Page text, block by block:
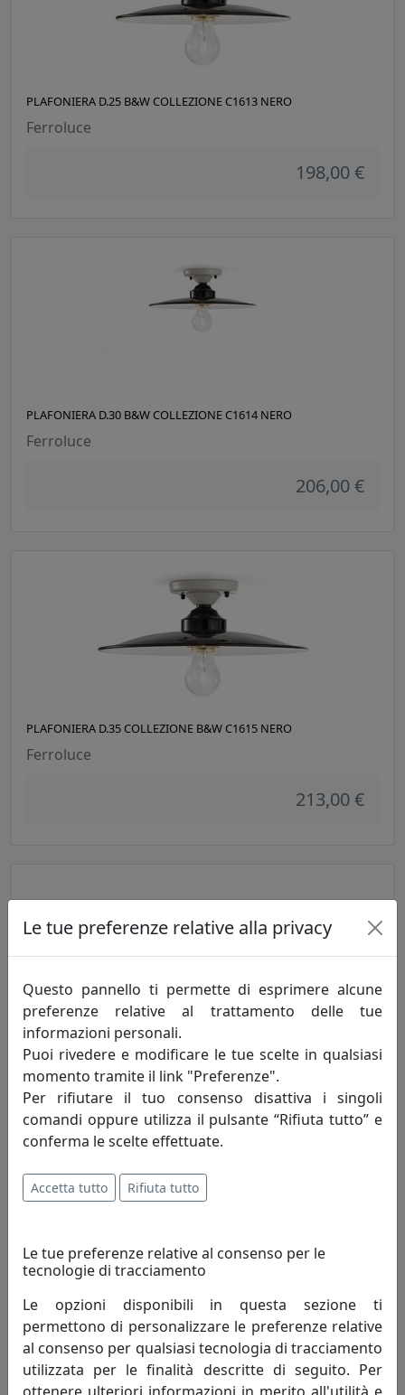
PLAFONIERA D.25 B&W COLLEZIONE C1613 NERO
Ferroluce
198,00 €
PLAFONIERA D.30 B&W COLLEZIONE C1614 NERO
Ferroluce
206,00 €
PLAFONIERA D.35 COLLEZIONE B&W C1615 NERO
Ferroluce
213,00 €
PLAFONIERA COLLEZIONE B&W C104 NERO
Ferroluce
316,00 €
PLAFONIERA COLLEZIONE B&W C105 BIANCO
Ferroluce
Le tue preferenze relative alla privacy
Questo pannello ti permette di esprimere alcune
preferenze relative al trattamento delle tue
informazioni personali.
Puoi rivedere e modificare le tue scelte in qualsiasi
momento tramite il link "Preferenze".
Per rifiutare il tuo consenso disattiva i singoli
comandi oppure utilizza il pulsante “Rifiuta tutto” e
conferma le scelte effettuate.
Accetta tutto Rifiuta tutto
Le tue preferenze relative al consenso per le
tecnologie di tracciamento
Le opzioni disponibili in questa sezione ti
permettono di personalizzare le preferenze relative
al consenso per qualsiasi tecnologia di tracciamento
utilizzata per le finalità descritte di seguito. Per